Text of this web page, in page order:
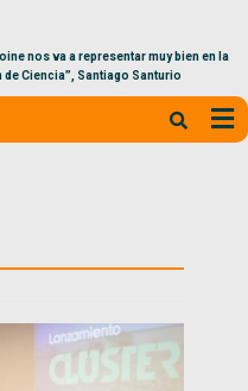
nos va a representar muy bien en la
Ciencia”, Santiago Santurio